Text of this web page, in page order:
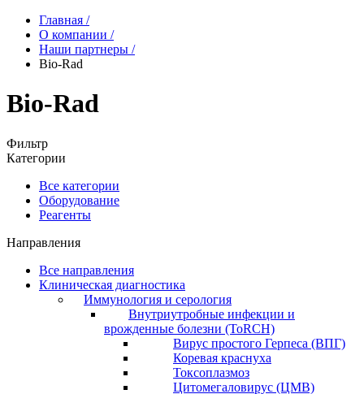
Главная /
О компании /
Наши партнеры /
Bio-Rad
Bio-Rad
Фильтр
Категории
Все категории
Оборудование
Реагенты
Направления
Все направления
Клиническая диагностика
Иммунология и серология
Внутриутробные инфекции и
врожденные болезни (ToRCH)
Вирус простого Герпеса (ВПГ)
Коревая краснуха
Токсоплазмоз
Цитомегаловирус (ЦМВ)